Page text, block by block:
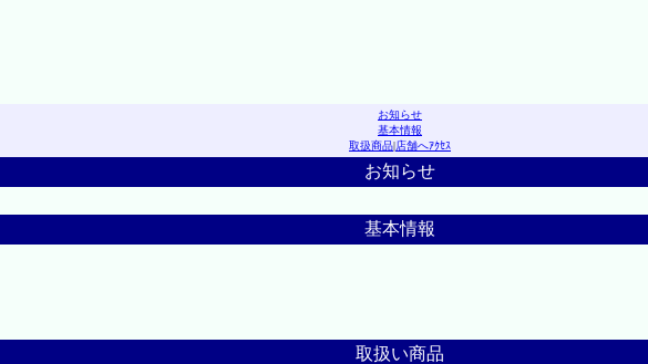
お知らせ
基本情報
取扱商品|店舗へｱｸｾｽ
お知らせ
基本情報
取扱い商品